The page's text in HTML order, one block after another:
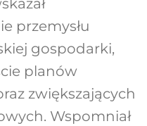
przemysłu
gospodarki,
planów
zwiększających
Wspomniał